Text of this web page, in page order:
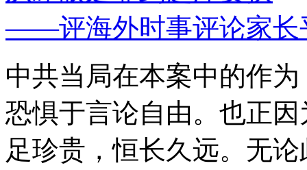
——评海外时事评论家长
中共当局在本案中的作
恐惧于言论自由。也正
足珍贵，恒长久远。无